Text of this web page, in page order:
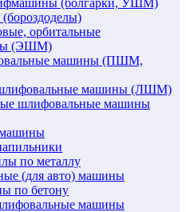
(болгарки, УШМ)
орбитальные
(ЭШМ)
машины (ПШМ,
машины (ЛШМ)
шлифовальные машины
по металлу
(для авто) машины
по бетону
машины